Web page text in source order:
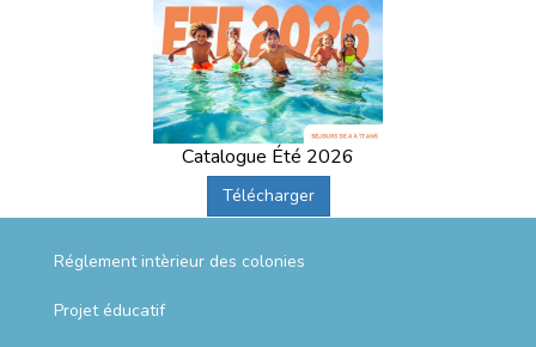
Catalogue Été 2026
Télécharger
Réglement intèrieur des colonies
Projet éducatif